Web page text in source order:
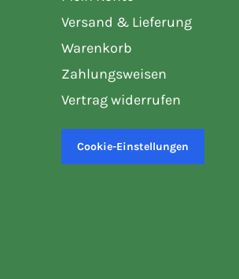
Versand & Lieferung
Warenkorb
Zahlungsweisen
Vertrag widerrufen
Cookie-Einstellungen